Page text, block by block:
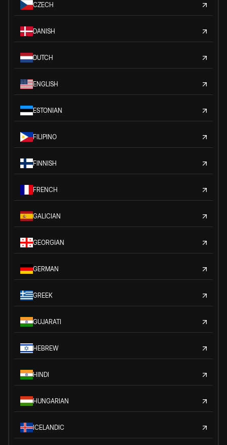
CZECH
DANISH
DUTCH
ENGLISH
ESTONIAN
FILIPINO
FINNISH
FRENCH
GALICIAN
GEORGIAN
GERMAN
GREEK
GUJARATI
HEBREW
HINDI
HUNGARIAN
ICELANDIC